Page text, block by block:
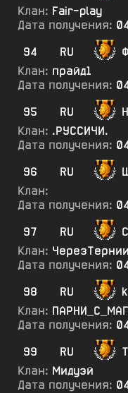
Клан: Fair-play
Дата получения:
94
RU
Клан: прайд1
Дата получения:
95
RU
Клан: .РУССИЧИ.
Дата получения:
96
RU
Клан:
Дата получения:
97
RU
Клан: ЧерезТернии
Дата получения:
98
RU
Клан:
Дата получения:
99
RU
Клан: Мидуэй
Дата получения: